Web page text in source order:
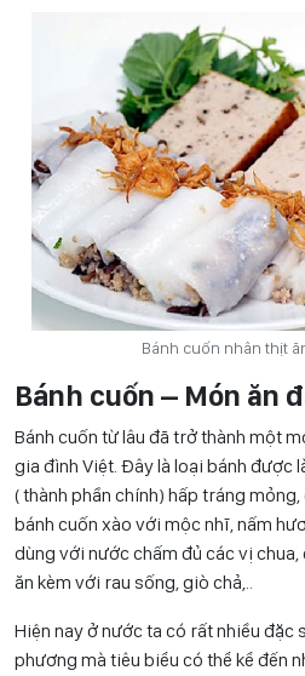
Bánh cuốn nhân thịt
Bánh cuốn – Món ăn
Bánh cuốn từ lâu đã trở thành một
gia đình Việt. Đây là loại bánh được
( thành phần chính) hấp tráng
bánh cuốn xào với mộc nhĩ, nấm
dùng với nước chấm đủ các vị chua,
ăn kèm với rau sống, giò chả,..
Hiện nay ở nước ta có rất nhiều đặc
phương mà tiêu biểu có thể kể đến